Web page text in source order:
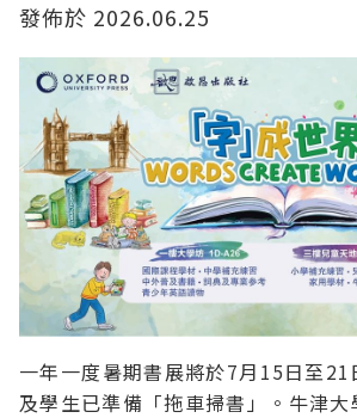
發佈於 2026.06.25
一年一度暑期書展將於7月15日至
及學生已準備「拖車掃書」。牛津